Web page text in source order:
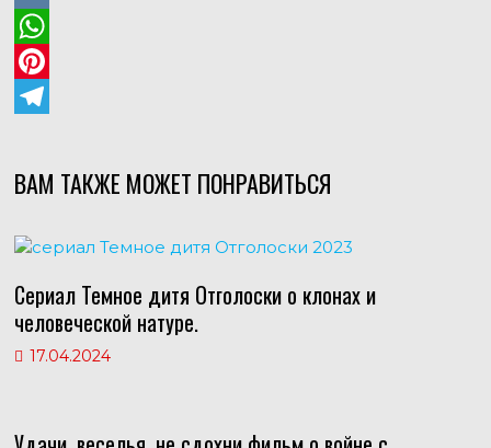
d
n
o
l
a
s
n
V
K
W
h
t
s
A
p
P
n
t
e
e
e
l
e
r
ВАМ ТАКЖЕ МОЖЕТ ПОНРАВИТЬСЯ
Сериал Темное дитя Отголоски о клонах и
человеческой натуре.
17.04.2024